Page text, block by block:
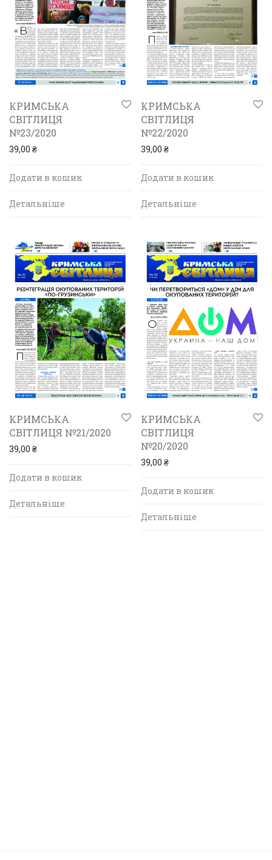
КРИМСЬКА
СВІТЛИЦЯ
№23/2020
39,00 ₴
Додати в кошик
Детальніше
КРИМСЬКА
СВІТЛИЦЯ
№22/2020
39,00 ₴
Додати в кошик
Детальніше
КРИМСЬКА
СВІТЛИЦЯ №21/2020
39,00 ₴
Додати в кошик
Детальніше
КРИМСЬКА
СВІТЛИЦЯ
№20/2020
39,00 ₴
Додати в кошик
Детальніше